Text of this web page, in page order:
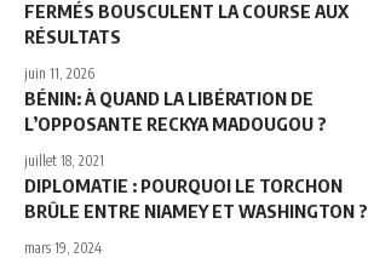
FERMÉS BOUSCULENT LA COURSE AUX
RÉSULTATS
juin 11, 2026
BÉNIN: À QUAND LA LIBÉRATION DE
L’OPPOSANTE RECKYA MADOUGOU ?
juillet 18, 2021
DIPLOMATIE : POURQUOI LE TORCHON
BRÛLE ENTRE NIAMEY ET WASHINGTON ?
mars 19, 2024